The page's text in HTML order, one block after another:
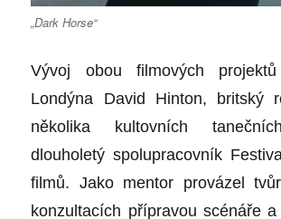
„Dark Horse“
Vývoj obou filmových
Londýna David Hinton, britský
několika kultovních
dlouholetý spolupracovník
filmů. Jako mentor provázel
konzultacích přípravou scénáře